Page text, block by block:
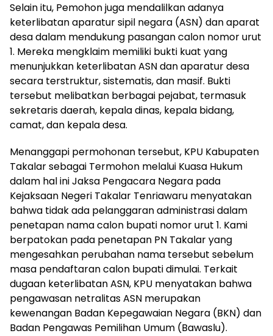
Selain itu, Pemohon juga mendalilkan adanya
keterlibatan aparatur sipil negara (ASN) dan aparat
desa dalam mendukung pasangan calon nomor urut
1. Mereka mengklaim memiliki bukti kuat yang
menunjukkan keterlibatan ASN dan aparatur desa
secara terstruktur, sistematis, dan masif. Bukti
tersebut melibatkan berbagai pejabat, termasuk
sekretaris daerah, kepala dinas, kepala bidang,
camat, dan kepala desa.
Menanggapi permohonan tersebut, KPU Kabupaten
Takalar sebagai Termohon melalui Kuasa Hukum
dalam hal ini Jaksa Pengacara Negara pada
Kejaksaan Negeri Takalar Tenriawaru menyatakan
bahwa tidak ada pelanggaran administrasi dalam
penetapan nama calon bupati nomor urut 1. Kami
berpatokan pada penetapan PN Takalar yang
mengesahkan perubahan nama tersebut sebelum
masa pendaftaran calon bupati dimulai. Terkait
dugaan keterlibatan ASN, KPU menyatakan bahwa
pengawasan netralitas ASN merupakan
kewenangan Badan Kepegawaian Negara (BKN) dan
Badan Pengawas Pemilihan Umum (Bawaslu).